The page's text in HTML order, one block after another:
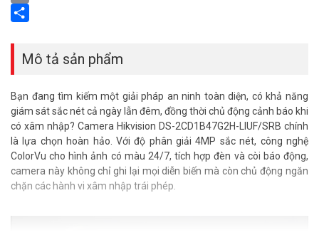
Email
Mô tả sản phẩm
Bạn đang tìm kiếm một giải pháp an ninh toàn diện, có khả năng
giám sát sắc nét cả ngày lẫn đêm, đồng thời chủ động cảnh báo khi
có xâm nhập? Camera Hikvision DS-2CD1B47G2H-LIUF/SRB chính
là lựa chọn hoàn hảo. Với độ phân giải 4MP sắc nét, công nghệ
ColorVu cho hình ảnh có màu 24/7, tích hợp đèn và còi báo động,
camera này không chỉ ghi lại mọi diễn biến mà còn chủ động ngăn
chặn các hành vi xâm nhập trái phép.